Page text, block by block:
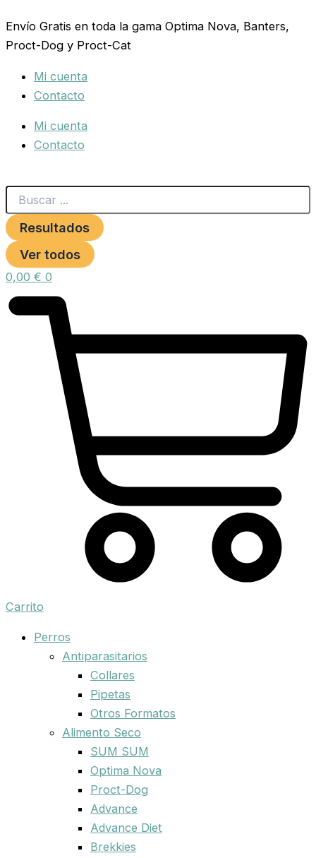
al
contenido
Envío Gratis en toda la gama Optima Nova, Banters,
Proct-Dog y Proct-Cat
Mi cuenta
Contacto
Mi cuenta
Contacto
...
Resultados
Ver todos
0,00 € 0
Carrito
Perros
Antiparasitarios
Collares
Pipetas
Otros Formatos
Alimento Seco
SUM SUM
Optima Nova
Proct-Dog
Advance
Advance Diet
Brekkies
SELENE
cantidad